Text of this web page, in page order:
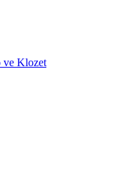
ve Klozet